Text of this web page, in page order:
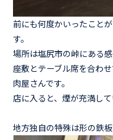
前にも何度かいったこと
す。
場所は塩尻市の峠にある
座敷とテーブル席を合わ
肉屋さんです。
店に入ると、煙が充満し
地方独自の特殊は形の鉄